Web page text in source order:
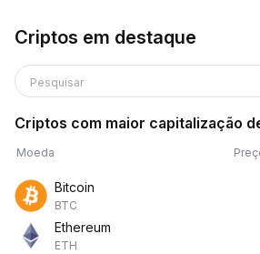
Criptos em destaque
Pesquisar
Criptos com maior capitalização
Moeda
Bitcoin
BTC
Ethereum
ETH